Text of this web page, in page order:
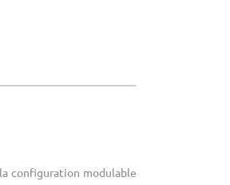
configuration modulable